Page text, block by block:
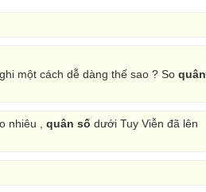
một cách dễ dàng thế sao ? So quân
nhiêu , quân số dưới Tuy Viễn đã lên